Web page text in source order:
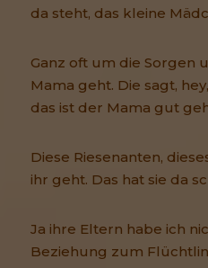
da steht, das kleine
Ganz oft um die Sorgen
Mama geht. Die sagt,
das ist der Mama gut
Diese Riesenanten,
ihr geht. Das hat sie da
Ja ihre Eltern habe ich
Beziehung zum